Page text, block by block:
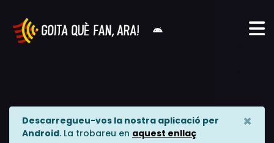
Descarregueu-vos la nostra aplicació per
Android. La trobareu en aquest enllaç
×